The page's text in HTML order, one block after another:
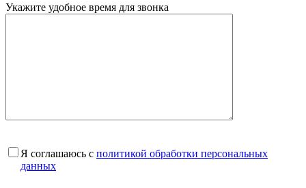
Укажите удобное время для звонка
Я соглашаюсь с политикой обработки персональных
данных